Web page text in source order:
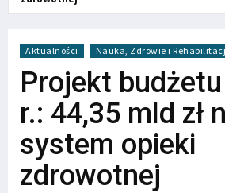
Aktualności Nauka, Zdrowie i
Projekt
r.: 44,35 mld zł
system opieki
zdrowotnej